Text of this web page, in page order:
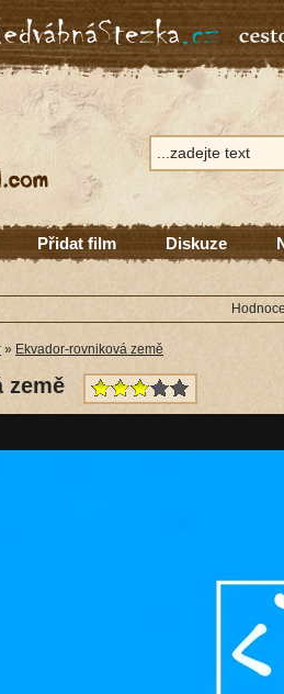
Přidat film Diskuze
» Ekvador-rovniková země
země